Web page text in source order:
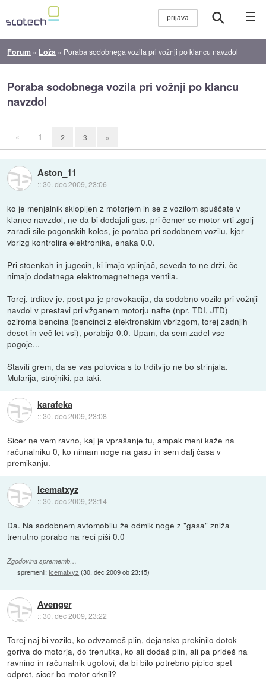
☰
Forum » Loža » Poraba sodobnega vozila pri vožnji po klancu navzdol
Poraba sodobnega vozila pri vožnji po klancu
navzdol
« 1 2 3 »
Aston_11
::30. dec 2009, 23:06
ko je menjalnik sklopljen z motorjem in se z vozilom spuščate v
klanec navzdol, ne da bi dodajali gas, pri čemer se motor vrti zgolj
zaradi sile pogonskih koles, je poraba pri sodobnem vozilu, kjer
vbrizg kontrolira elektronika, enaka 0.0.
Pri stoenkah in jugecih, ki imajo vplinjač, seveda to ne drži, če
nimajo dodatnega elektromagnetnega ventila.
Torej, trditev je, post pa je provokacija, da sodobno vozilo pri vožnji
navdol v prestavi pri vžganem motorju nafte (npr. TDI, JTD)
oziroma bencina (bencinci z elektronskim vbrizgom, torej zadnjih
deset in več let vsi), porabijo 0.0. Upam, da sem zadel vse
pogoje...
Staviti grem, da se vas polovica s to trditvijo ne bo strinjala.
Mularija, strojniki, pa taki.
karafeka
::30. dec 2009, 23:08
Sicer ne vem ravno, kaj je vprašanje tu, ampak meni kaže na
računalniku 0, ko nimam noge na gasu in sem dalj časa v
premikanju.
Icematxyz
::30. dec 2009, 23:14
Da. Na sodobnem avtomobilu že odmik noge z "gasa" zniža
trenutno porabo na reci piši 0.0
Zgodovina sprememb…
spremenil: Icematxyz (30. dec 2009 ob 23:15)
Avenger
::30. dec 2009, 23:22
Torej naj bi vozilo, ko odvzameš plin, dejansko prekinilo dotok
goriva do motorja, do trenutka, ko ali dodaš plin, ali pa prideš na
ravnino in računalnik ugotovi, da bi bilo potrebno pipico spet
odpret, sicer bo motor crknil?